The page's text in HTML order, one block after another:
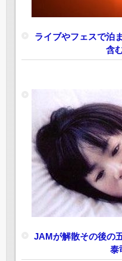
ライブやフェスで泊
含
JAMが解散その後の
泰